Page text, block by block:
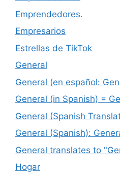
Emprendedores.
Empresarios
Estrellas de TikTok
General
General (en español:
General (in Spanish) =
General (Spanish
General (Spanish):
General translates to
Hogar